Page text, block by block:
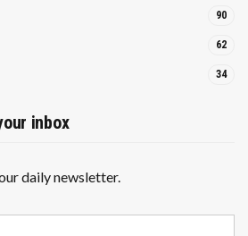
90
62
34
inbox
daily newsletter.